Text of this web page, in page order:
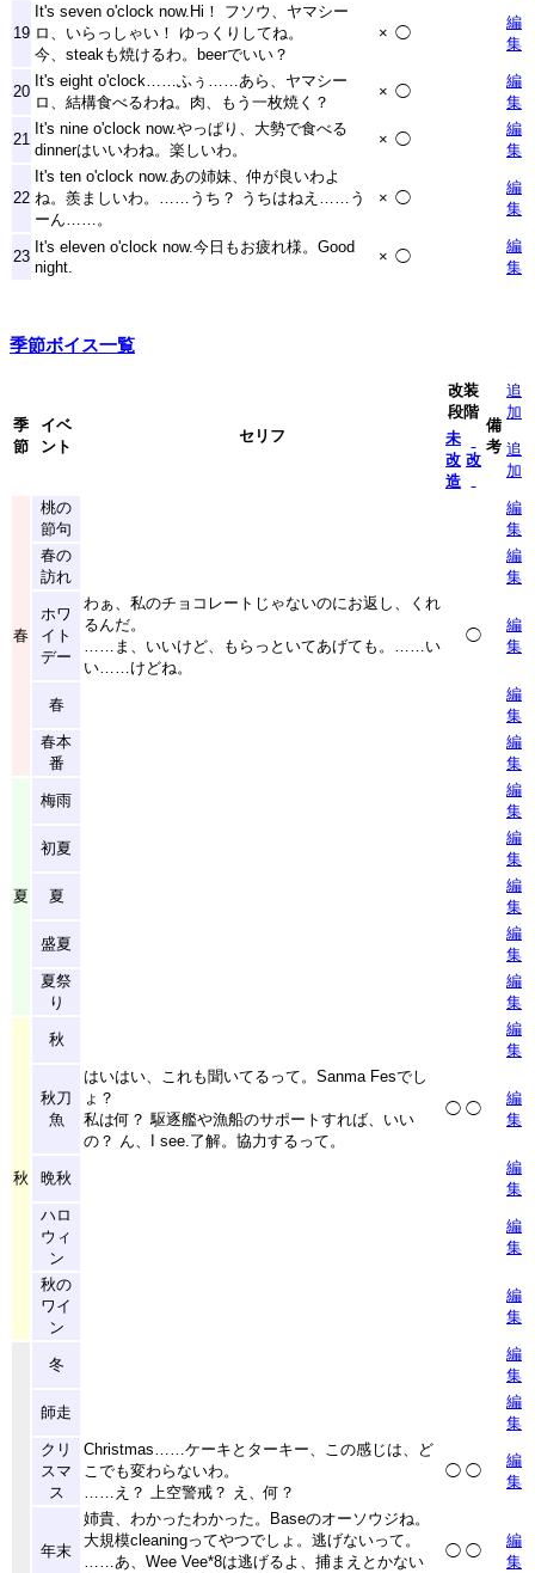
19
It's seven o'clock now.Hi！ フソウ、ヤマシー
ロ、いらっしゃい！ ゆっくりしてね。
今、steakも焼けるわ。beerでいい？
× ◯
編
集
20
It's eight o'clock……ふぅ……あら、ヤマシー
ロ、結構食べるわね。肉、もう一枚焼く？
× ◯
編
集
21
It's nine o'clock now.やっぱり、大勢で食べる
dinnerはいいわね。楽しいわ。
× ◯
編
集
22
It's ten o'clock now.あの姉妹、仲が良いわよ
ね。羨ましいわ。……うち？ うちはねえ……う
ーん……。
× ◯
編
集
23
It's eleven o'clock now.今日もお疲れ様。Good
night.
× ◯
編
集
季節ボイス一覧
季
節
イベ
ント
セリフ
改装
段階
備
考
追
加
未
改
造
改
追
加
春
桃の
節句
編
集
春の
訪れ
編
集
ホワ
イト
デー
わぁ、私のチョコレートじゃないのにお返し、くれ
るんだ。
……ま、いいけど、もらっといてあげても。……い
い……けどね。
◯
編
集
春
編
集
春本
番
編
集
夏
梅雨
編
集
初夏
編
集
夏
編
集
盛夏
編
集
夏祭
り
編
集
秋
秋
編
集
秋刀
魚
はいはい、これも聞いてるって。Sanma Fesでし
ょ？
私は何？ 駆逐艦や漁船のサポートすれば、いい
の？ ん、I see.了解。協力するって。
◯ ◯
編
集
晩秋
編
集
ハロ
ウィ
ン
編
集
秋の
ワイ
ン
編
集
冬
編
集
師走
編
集
クリ
スマ
ス
Christmas……ケーキとターキー、この感じは、ど
こでも変わらないわ。
……え？ 上空警戒？ え、何？
◯ ◯
編
集
年末
姉貴、わかったわかった。Baseのオーソウジね。
大規模cleaningってやつでしょ。逃げないって。
……あ、Wee Vee*8は逃げるよ、捕まえとかない
◯ ◯
編
集